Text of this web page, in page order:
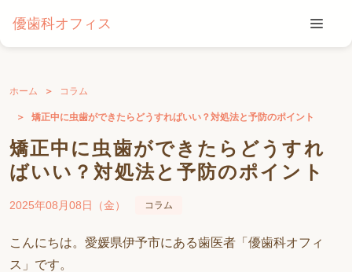
優歯科オフィス
ホーム コラム
矯正中に虫歯ができたらどうすればいい？対処法と予防のポイント
矯正中に虫歯ができたらどうすれ
ばいい？対処法と予防のポイント
2025年08月08日（金） コラム
こんにちは。愛媛県伊予市にある歯医者「優歯科オフィ
ス」です。